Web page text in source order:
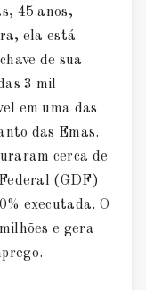
45 anos,
ela está
de sua
3 mil
em uma das
das Emas.
cerca de
(GDF)
executada. O
e gera